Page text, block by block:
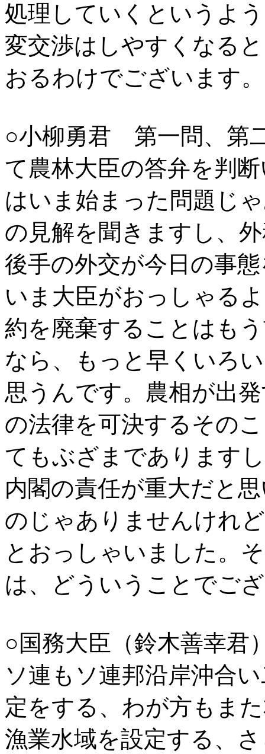
処理していくというよ
変交渉はしやすくなる
おるわけでございます。
○小柳勇君 第一問、第
て農林大臣の答弁を判
はいま始まった問題じ
の見解を聞きますし、
後手の外交が今日の事
いま大臣がおっしゃる
約を廃棄することはも
なら、もっと早くいろ
思うんです。農相が出
の法律を可決するその
てもぶざまであります
内閣の責任が重大だと
のじゃありませんけれ
とおっしゃいました。
は、どういうことでご
○国務大臣（鈴木善幸
ソ連もソ連邦沿岸沖合
定をする、わが方もま
漁業水域を設定する、